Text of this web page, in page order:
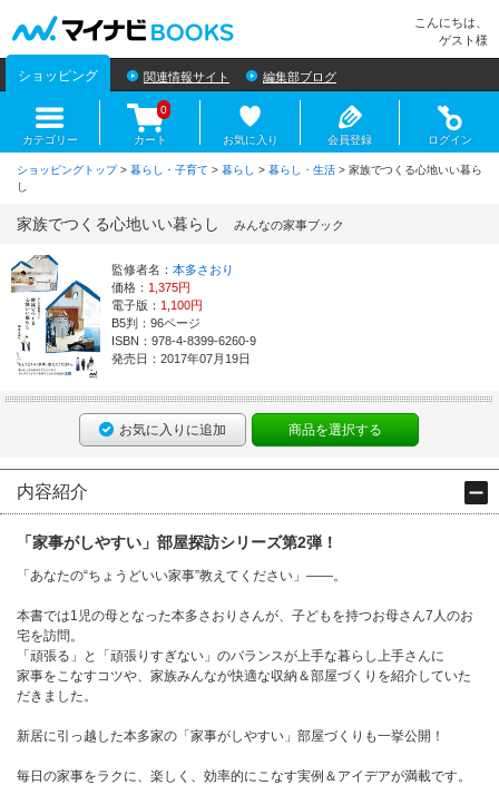
こんにちは、
ゲスト様
ショッピング 関連情報サイト 編集部ブログ
カテゴリー カート
0
お気に入り 会員登録 ログイン
ショッピングトップ> 暮らし・子育て > 暮らし > 暮らし・生活 > 家族でつくる心地いい暮ら
し
家族でつくる心地いい暮らし みんなの家事ブック
監修者名： 本多さおり
価格： 1,375円
電子版： 1,100円
B5判：96ページ
ISBN：978-4-8399-6260-9
発売日：2017年07月19日
お気に入りに追加 商品を選択する
内容紹介
「家事がしやすい」部屋探訪シリーズ第2弾！
「あなたの“ちょうどいい家事”教えてください」――。
本書では1児の母となった本多さおりさんが、子どもを持つお母さん7人のお
宅を訪問。
「頑張る」と「頑張りすぎない」のバランスが上手な暮らし上手さんに
家事をこなすコツや、家族みんなが快適な収納＆部屋づくりを紹介していた
だきました。
新居に引っ越した本多家の「家事がしやすい」部屋づくりも一挙公開！
毎日の家事をラクに、楽しく、効率的にこなす実例＆アイデアが満載です。